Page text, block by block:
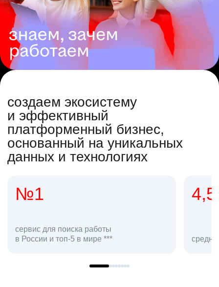
создаем экосистему
и эффективный
платформенный бизнес,
основанный на уникальных
данных и технологиях
4,5
средняя оценка hh.ru как работодателя **
в